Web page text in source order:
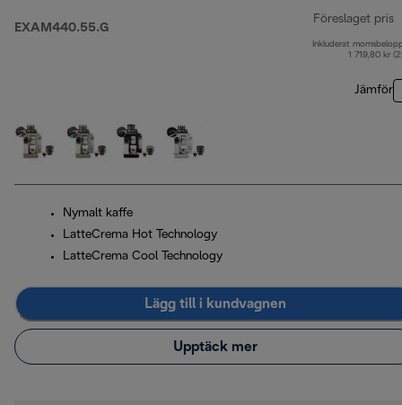
EXAM440.55.G
Föreslaget pris
Inkluderat
1 719,80 kr
Jämför
Nymalt kaffe
LatteCrema Hot Technology
LatteCrema Cool Technology
Lägg till i kundvagnen
Upptäck mer